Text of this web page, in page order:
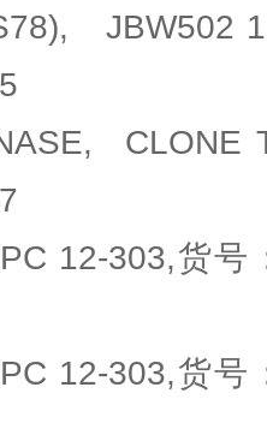
JBW502
12-303,货号
12-303,货号